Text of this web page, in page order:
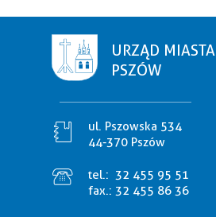
URZĄD MIASTA
PSZÓW
ul. Pszowska 534
44-370 Pszów
tel.: 32 455 95 51
fax.: 32 455 86 36